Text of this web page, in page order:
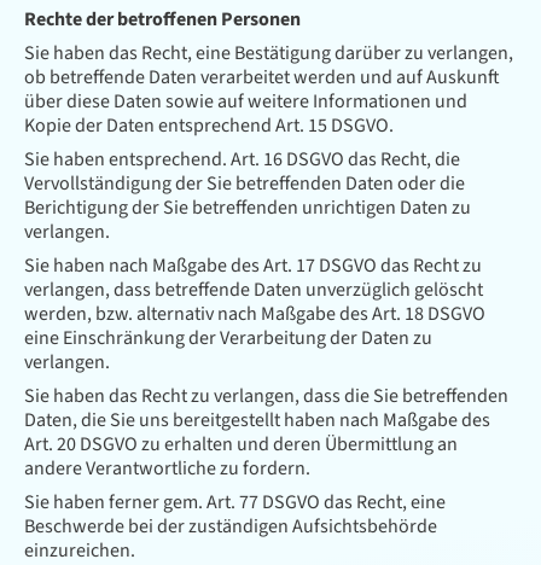
Rechte der betroffenen Personen
Sie haben das Recht, eine Bestätigung darüber zu verlangen,
ob betreffende Daten verarbeitet werden und auf Auskunft
über diese Daten sowie auf weitere Informationen und
Kopie der Daten entsprechend Art. 15 DSGVO.
Sie haben entsprechend. Art. 16 DSGVO das Recht, die
Vervollständigung der Sie betreffenden Daten oder die
Berichtigung der Sie betreffenden unrichtigen Daten zu
verlangen.
Sie haben nach Maßgabe des Art. 17 DSGVO das Recht zu
verlangen, dass betreffende Daten unverzüglich gelöscht
werden, bzw. alternativ nach Maßgabe des Art. 18 DSGVO
eine Einschränkung der Verarbeitung der Daten zu
verlangen.
Sie haben das Recht zu verlangen, dass die Sie betreffenden
Daten, die Sie uns bereitgestellt haben nach Maßgabe des
Art. 20 DSGVO zu erhalten und deren Übermittlung an
andere Verantwortliche zu fordern.
Sie haben ferner gem. Art. 77 DSGVO das Recht, eine
Beschwerde bei der zuständigen Aufsichtsbehörde
einzureichen.